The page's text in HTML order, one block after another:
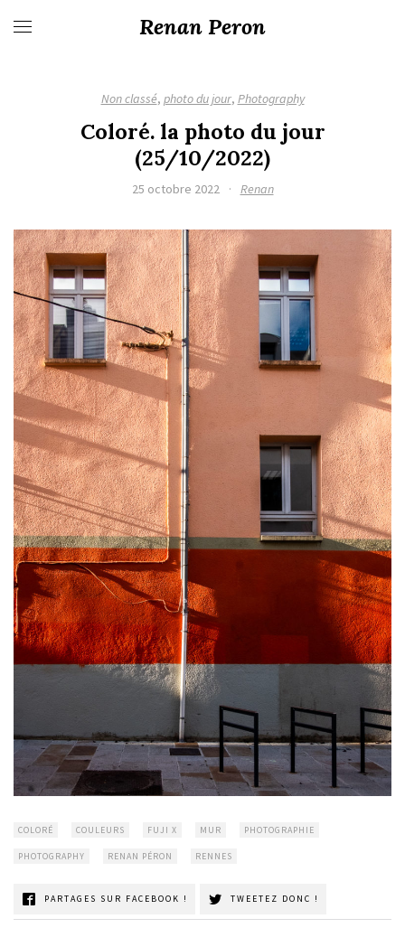
Renan Peron
Non classé, photo du jour, Photography
Coloré. la photo du jour
(25/10/2022)
25 octobre 2022 · Renan
COLORÉ COULEURS FUJI X MUR PHOTOGRAPHIE
PHOTOGRAPHY RENAN PÉRON RENNES
PARTAGES SUR FACEBOOK ! TWEETEZ DONC !